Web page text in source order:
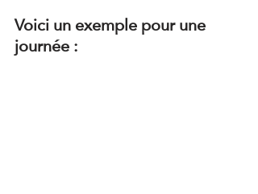
Voici un exemple pour une
journée :